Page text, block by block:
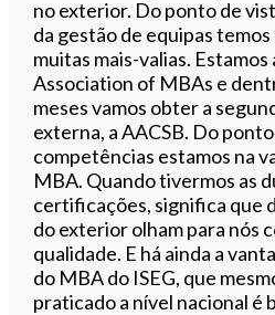
no exterior. Do ponto de
da gestão de equipas
muitas mais-valias.
Association of MBAs e
meses vamos obter a
externa, a AACSB. Do
competências estamos na
MBA. Quando tivermos as
certificações, significa que
do exterior olham para nós
qualidade. E há ainda a
do MBA do ISEG, que
praticado a nível nacional é